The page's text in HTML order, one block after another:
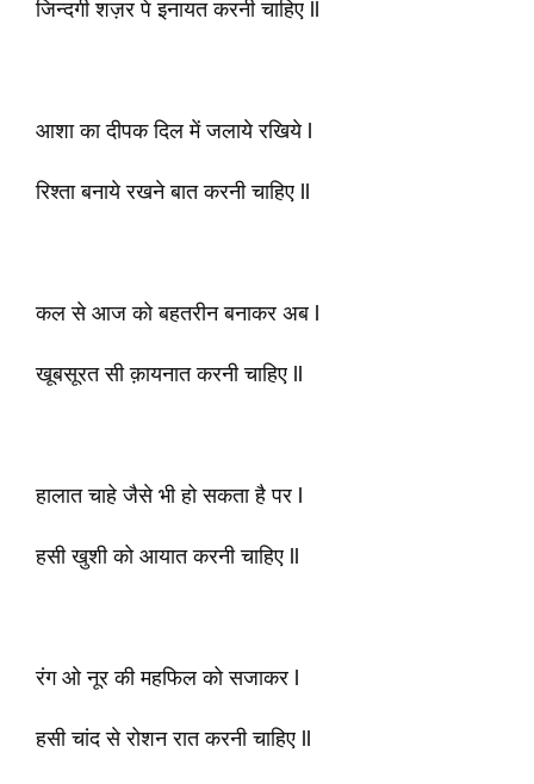
जिन्दगी शज़र पे इनायत करनी चाहिए ll
आशा का दीपक दिल में जलाये रखिये l
रिश्ता बनाये रखने बात करनी चाहिए ll
कल से आज को बहतरीन बनाकर अब l
खूबसूरत सी क़ायनात करनी चाहिए ll
हालात चाहे जैसे भी हो सकता है पर l
हसी खुशी को आयात करनी चाहिए ll
रंग ओ नूर की महफिल को सजाकर l
हसी चांद से रोशन रात करनी चाहिए ll